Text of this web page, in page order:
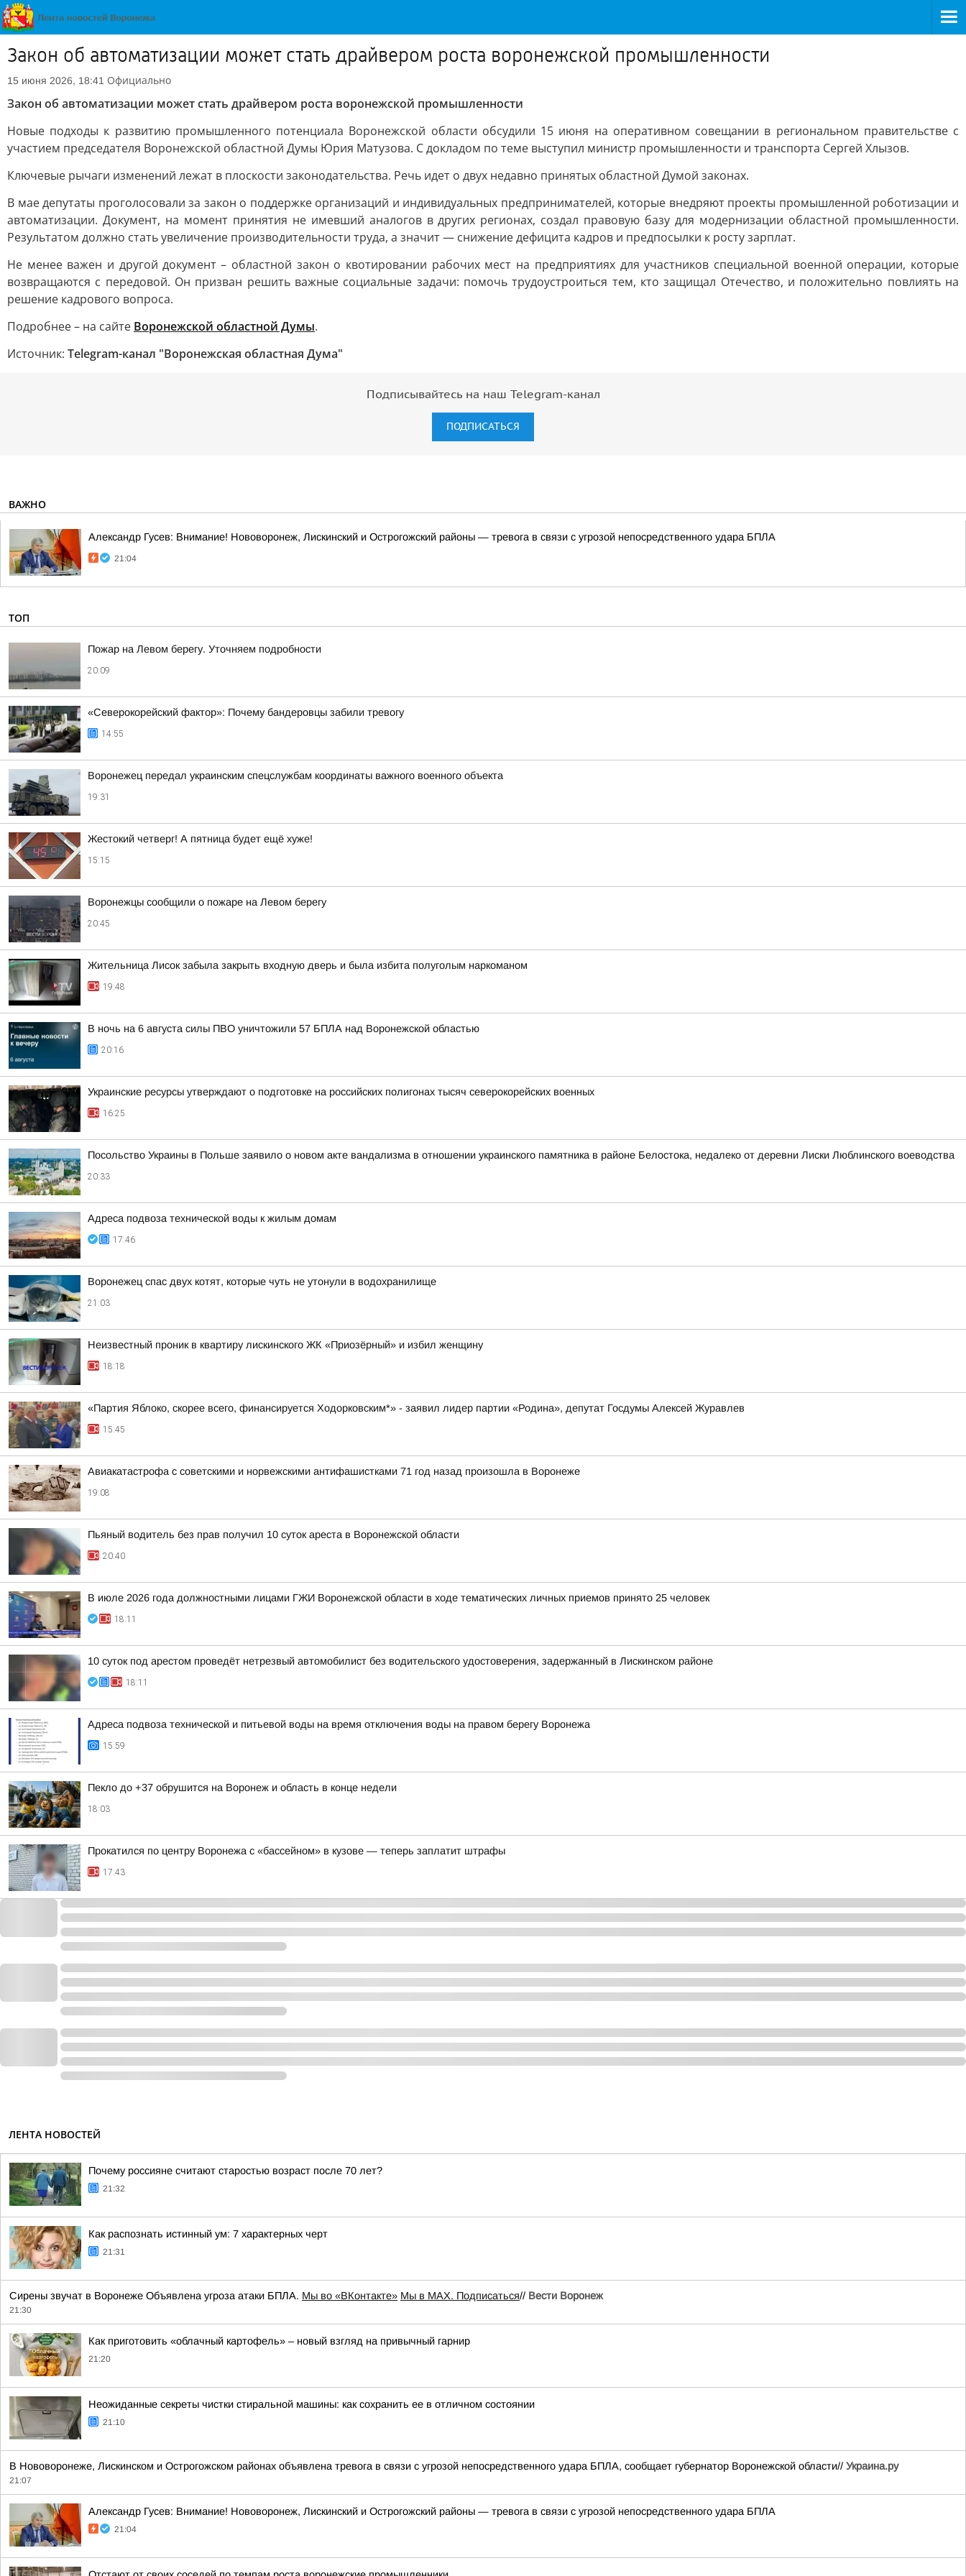
Закон об автоматизации может стать драйвером роста воронежской промышленности
15 июня 2026, 18:41 Официально
Закон об автоматизации может стать драйвером роста воронежской промышленности
Новые подходы к развитию промышленного потенциала Воронежской области обсудили 15 июня на оперативном совещании в региональном правительстве с
участием председателя Воронежской областной Думы Юрия Матузова. С докладом по теме выступил министр промышленности и транспорта Сергей Хлызов.
Ключевые рычаги изменений лежат в плоскости законодательства. Речь идет о двух недавно принятых областной Думой законах.
В мае депутаты проголосовали за закон о поддержке организаций и индивидуальных предпринимателей, которые внедряют проекты промышленной роботизации и
автоматизации. Документ, на момент принятия не имевший аналогов в других регионах, создал правовую базу для модернизации областной промышленности.
Результатом должно стать увеличение производительности труда, а значит — снижение дефицита кадров и предпосылки к росту зарплат.
Не менее важен и другой документ – областной закон о квотировании рабочих мест на предприятиях для участников специальной военной операции, которые
возвращаются с передовой. Он призван решить важные социальные задачи: помочь трудоустроиться тем, кто защищал Отечество, и положительно повлиять на
решение кадрового вопроса.
Подробнее – на сайте Воронежской областной Думы.
Источник: Telegram-канал "Воронежская областная Дума"
Подписывайтесь на наш Telegram-канал
ПОДПИСАТЬСЯ
ВАЖНО
Александр Гусев: Внимание! Нововоронеж, Лискинский и Острогожский районы — тревога в связи с угрозой непосредственного удара БПЛА
21:04
ТОП
Пожар на Левом берегу. Уточняем подробности
20:09
«Северокорейский фактор»: Почему бандеровцы забили тревогу
14:55
Воронежец передал украинским спецслужбам координаты важного военного объекта
19:31
Жестокий четверг! А пятница будет ещё хуже!
15:15
Воронежцы сообщили о пожаре на Левом берегу
20:45
Жительница Лисок забыла закрыть входную дверь и была избита полуголым наркоманом
19:48
В ночь на 6 августа силы ПВО уничтожили 57 БПЛА над Воронежской областью
20:16
Украинские ресурсы утверждают о подготовке на российских полигонах тысяч северокорейских военных
16:25
Посольство Украины в Польше заявило о новом акте вандализма в отношении украинского памятника в районе Белостока, недалеко от деревни Лиски Люблинского воеводства
20:33
Адреса подвоза технической воды к жилым домам
17:46
Воронежец спас двух котят, которые чуть не утонули в водохранилище
21:03
Неизвестный проник в квартиру лискинского ЖК «Приозёрный» и избил женщину
18:18
«Партия Яблоко, скорее всего, финансируется Ходорковским*» - заявил лидер партии «Родина», депутат Госдумы Алексей Журавлев
15:45
Авиакатастрофа с советскими и норвежскими антифашистками 71 год назад произошла в Воронеже
19:08
Пьяный водитель без прав получил 10 суток ареста в Воронежской области
20:40
В июле 2026 года должностными лицами ГЖИ Воронежской области в ходе тематических личных приемов принято 25 человек
18:11
10 суток под арестом проведёт нетрезвый автомобилист без водительского удостоверения, задержанный в Лискинском районе
18:11
Адреса подвоза технической и питьевой воды на время отключения воды на правом берегу Воронежа
15:59
Пекло до +37 обрушится на Воронеж и область в конце недели
18:03
Прокатился по центру Воронежа с «бассейном» в кузове — теперь заплатит штрафы
17:43
ЛЕНТА НОВОСТЕЙ
Почему россияне считают старостью возраст после 70 лет?
21:32
Как распознать истинный ум: 7 характерных черт
21:31
Сирены звучат в Воронеже Объявлена угроза атаки БПЛА. Мы во «ВКонтакте» Мы в MAX. Подписаться// Вести Воронеж
21:30
Как приготовить «облачный картофель» – новый взгляд на привычный гарнир
21:20
Неожиданные секреты чистки стиральной машины: как сохранить ее в отличном состоянии
21:10
В Нововоронеже, Лискинском и Острогожском районах объявлена тревога в связи с угрозой непосредственного удара БПЛА, сообщает губернатор Воронежской области// Украина.ру
21:07
Александр Гусев: Внимание! Нововоронеж, Лискинский и Острогожский районы — тревога в связи с угрозой непосредственного удара БПЛА
21:04